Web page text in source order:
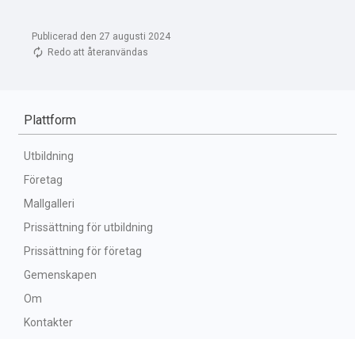
Publicerad den 27 augusti 2024
Redo att återanvändas
Plattform
Utbildning
Företag
Mallgalleri
Prissättning för utbildning
Prissättning för företag
Gemenskapen
Om
Kontakter